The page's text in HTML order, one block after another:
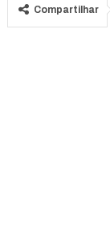
Compartilhar